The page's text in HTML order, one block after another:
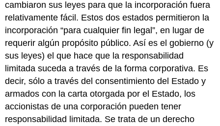
cambiaron sus leyes para que la incorporación fuera
relativamente fácil. Estos dos estados permitieron la
incorporación “para cualquier fin legal”, en lugar de
requerir algún propósito público. Así es el gobierno (y
sus leyes) el que hace que la responsabilidad
limitada suceda a través de la forma corporativa. Es
decir, sólo a través del consentimiento del Estado y
armados con la carta otorgada por el Estado, los
accionistas de una corporación pueden tener
responsabilidad limitada. Se trata de un derecho